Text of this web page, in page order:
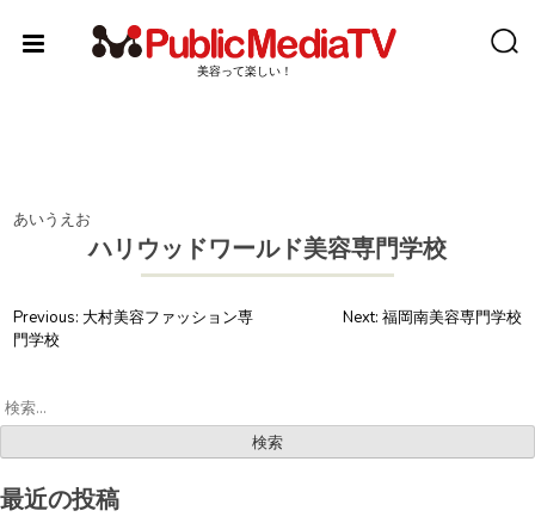
content
美容って楽しい！
あいうえお
ハリウッドワールド美容専門学校
投
稿
ナ
ビ
ゲ
ー
Previous: 大村美容ファッション専
門学校
Next: 福岡南美容専門学校
検
索:
最近の投稿